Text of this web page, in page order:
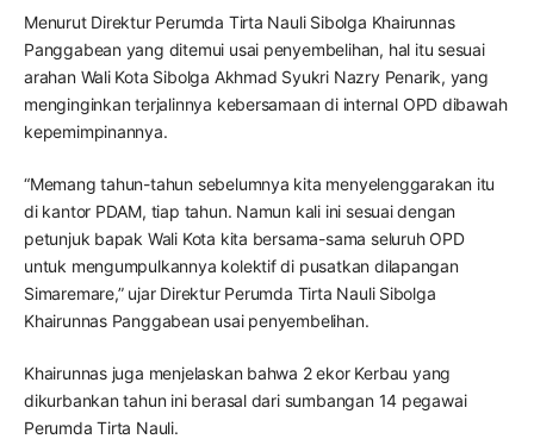
Menurut Direktur Perumda Tirta Nauli Sibolga Khairunnas
Panggabean yang ditemui usai penyembelihan, hal itu sesuai
arahan Wali Kota Sibolga Akhmad Syukri Nazry Penarik, yang
menginginkan terjalinnya kebersamaan di internal OPD dibawah
kepemimpinannya.
“Memang tahun-tahun sebelumnya kita menyelenggarakan itu
di kantor PDAM, tiap tahun. Namun kali ini sesuai dengan
petunjuk bapak Wali Kota kita bersama-sama seluruh OPD
untuk mengumpulkannya kolektif di pusatkan dilapangan
Simaremare,” ujar Direktur Perumda Tirta Nauli Sibolga
Khairunnas Panggabean usai penyembelihan.
Khairunnas juga menjelaskan bahwa 2 ekor Kerbau yang
dikurbankan tahun ini berasal dari sumbangan 14 pegawai
Perumda Tirta Nauli.